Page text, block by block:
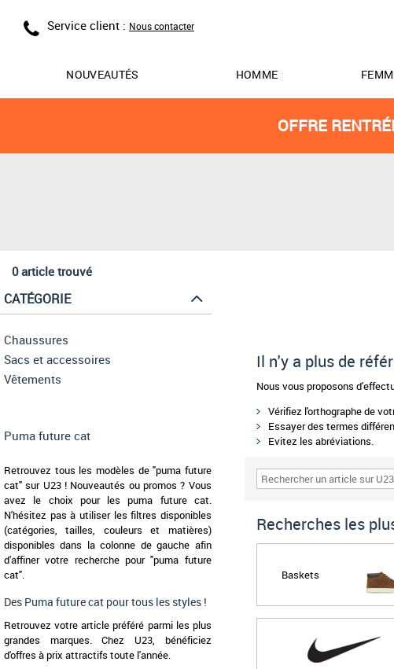
Service client : Nous contacter
NOUVEAUTÉS HOMME
OFFRE
0 article trouvé
CATÉGORIE
Chaussures
Sacs et accessoires
Vêtements
Puma future cat
Retrouvez tous les modèles de "puma future
cat" sur U23 ! Nouveautés ou promos ? Vous
avez le choix pour les puma future cat.
N'hésitez pas à utiliser les filtres disponibles
(catégories, tailles, couleurs et matières)
disponibles dans la colonne de gauche afin
d'affiner votre recherche pour "puma future
cat".
Des Puma future cat pour tous les styles !
Retrouvez votre article préféré parmi les plus
grandes marques. Chez U23, bénéficiez
d'offres à prix attractifs toute l'année.
Il n'y a plus de
Nous vous proposons
Vérifiez l'orthographe de
Essayer des termes
Evitez les abréviations.
Recherches les
Baskets